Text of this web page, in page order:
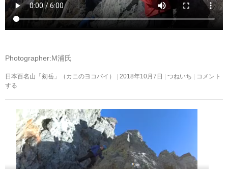
Photographer:M浦氏
日本百名山「剱岳」（カニのヨコバイ） 2018年10月7日 つねいち
コメント
する